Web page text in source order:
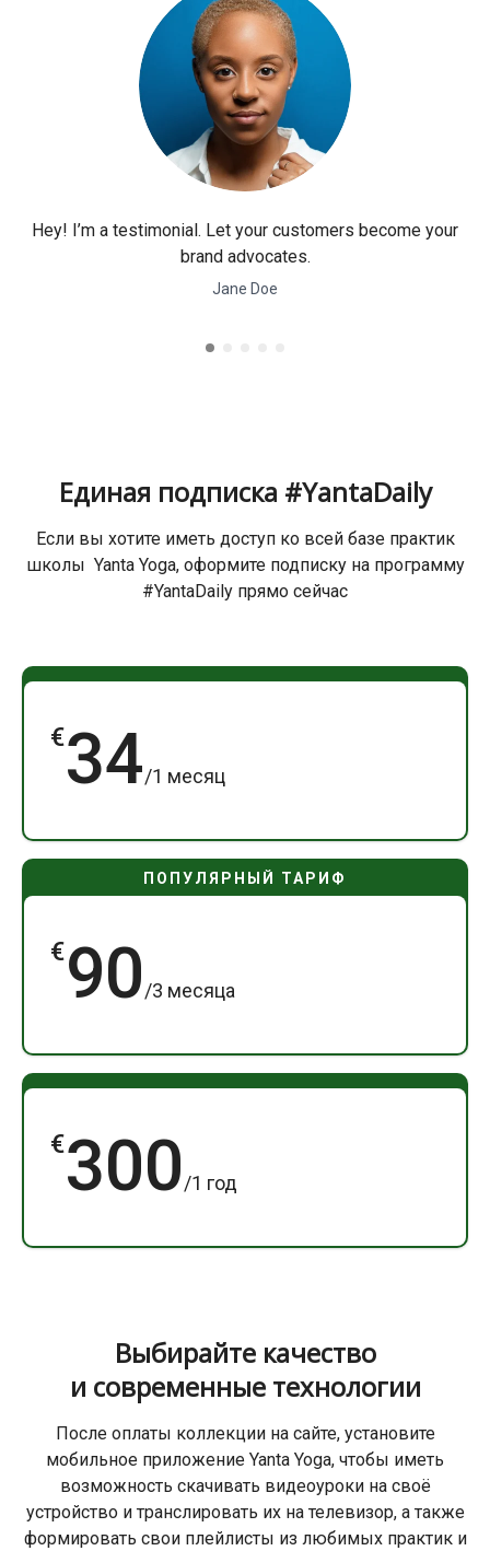
Hey! I’m a testimonial. Let your customers become your
brand advocates.
Jane Doe
Единая подписка #YantaDaily
Если вы хотите иметь доступ ко всей базе практик
школы Yanta Yoga, оформите подписку на программу
#YantaDaily прямо сейчас
€34/1 месяц
€90/3 месяца
€300/1 год
Выбирайте качество
и современные технологии
После оплаты коллекции на сайте, установите
мобильное приложение Yanta Yoga, чтобы иметь
возможность скачивать видеоуроки на своё
устройство и транслировать их на телевизор, а также
формировать свои плейлисты из любимых практик и